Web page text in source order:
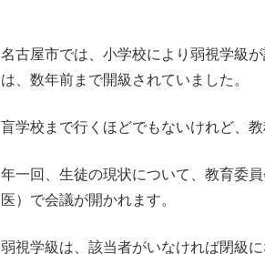
名古屋市では、小学校により弱視学級
は、数年前まで開級されていました。
盲学校まで行くほどでもないけれど、
年一回、生徒の現状について、教育委
医）で会議が開かれます。
弱視学級は、該当者がいなければ閉級に